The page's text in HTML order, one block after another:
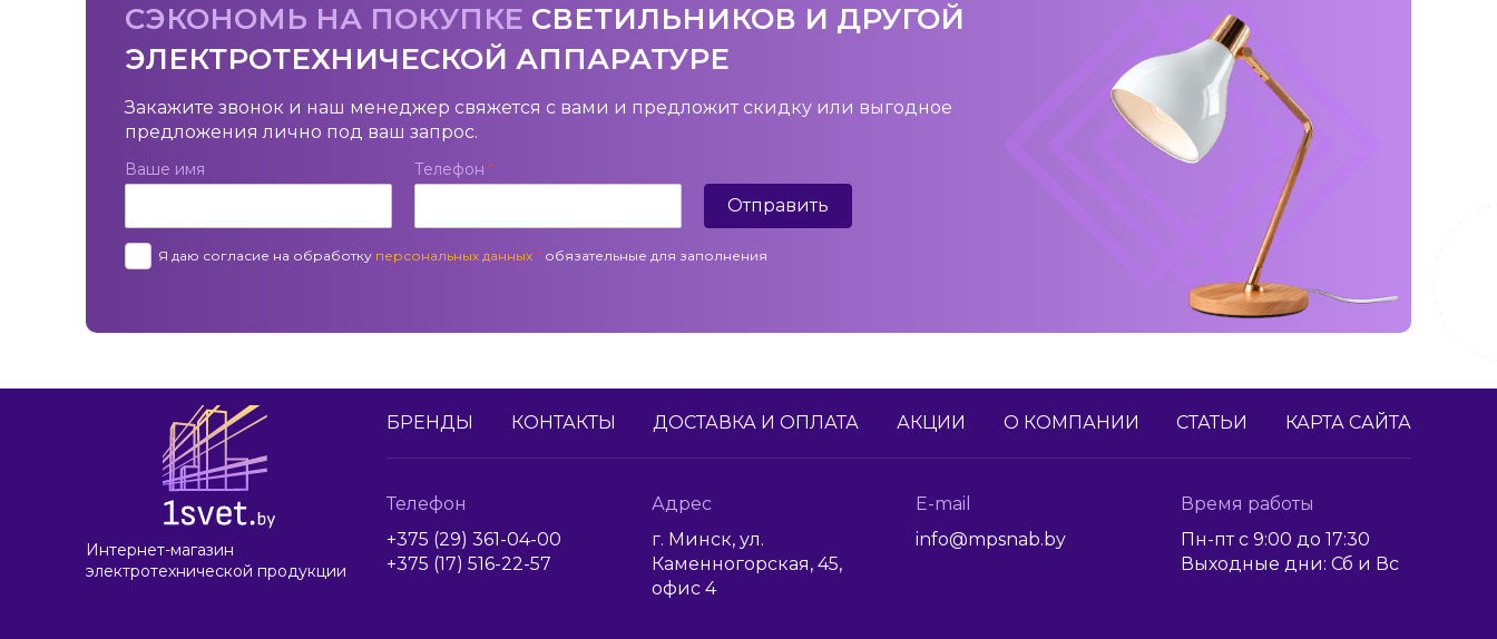
СЭКОНОМЬ НА ПОКУПКЕ СВЕТИЛЬНИКОВ И ДРУГОЙ
ЭЛЕКТРОТЕХНИЧЕСКОЙ АППАРАТУРЕ
Закажите звонок и наш менеджер свяжется с вами и предложит скидку или выгодное
предложения лично под ваш запрос.
Ваше имя Телефон *
Отправить
Я даю согласие на обработку персональных данных * обязательные для заполнения
Интернет-магазин
электротехнической продукции
БРЕНДЫ КОНТАКТЫ ДОСТАВКА И ОПЛАТА АКЦИИ О КОМПАНИИ СТАТЬИ КАРТА САЙТА
Телефон
+375 (29) 361-04-00
+375 (17) 516-22-57
Адрес
г. Минск, ул.
Каменногорская, 45,
офис 4
E-mail
info@mpsnab.by
Время работы
Пн-пт с 9:00 до 17:30
Выходные дни: Сб и Вс